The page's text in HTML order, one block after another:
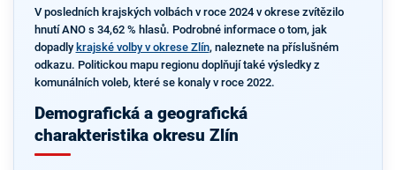
V posledních krajských volbách v roce 2024 v okrese zvítězilo
hnutí ANO s 34,62 % hlasů. Podrobné informace o tom, jak
dopadly krajské volby v okrese Zlín, naleznete na příslušném
odkazu. Politickou mapu regionu doplňují také výsledky z
komunálních voleb, které se konaly v roce 2022.
Demografická a geografická
charakteristika okresu Zlín